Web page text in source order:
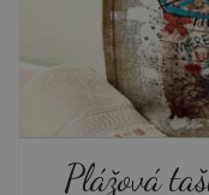
Plážová